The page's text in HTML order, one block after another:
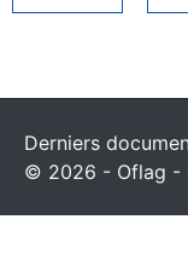
Derniers
© 2026 - Oflag -